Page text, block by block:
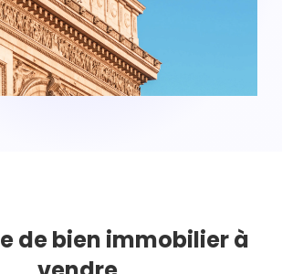
de bien immobilier à